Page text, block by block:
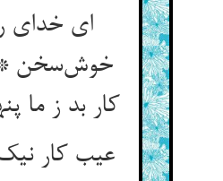
ای خدای
خوش‌سخن
کار بد ز ما
عیب کار نیک